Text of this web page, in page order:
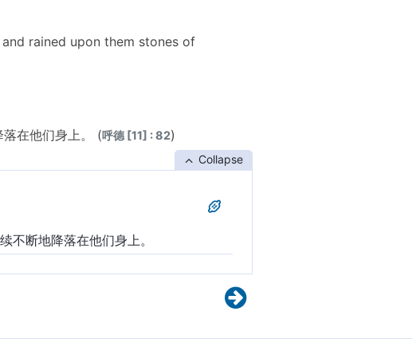
rained upon them stones of
在他们身上。 (呼德 [11] : 82)
Collapse
不断地降落在他们身上。